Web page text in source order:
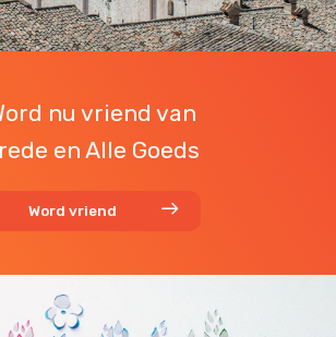
nu vriend van
en Alle Goeds
Word vriend